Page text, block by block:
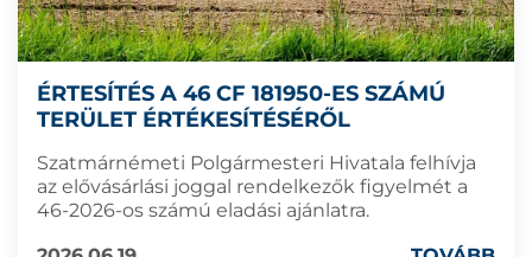
ÉRTESÍTÉS A 46 CF 181950-ES SZÁMÚ
TERÜLET ÉRTÉKESÍTÉSÉRŐL
Szatmárnémeti Polgármesteri Hivatala felhívja
az elővásárlási joggal rendelkezők figyelmét a
46-2026-os számú eladási ajánlatra.